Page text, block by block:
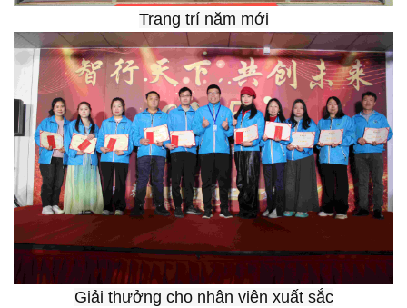
Trang trí năm mới
Giải thưởng cho nhân viên xuất sắc